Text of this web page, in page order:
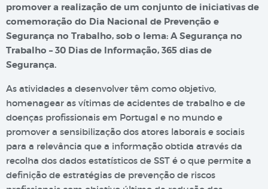
promover a realização de um conjunto de iniciativas de
comemoração do Dia Nacional de Prevenção e
Segurança no Trabalho, sob o lema: A Segurança no
Trabalho – 30 Dias de Informação, 365 dias de
Segurança.
As atividades a desenvolver têm como objetivo,
homenagear as vítimas de acidentes de trabalho e de
doenças profissionais em Portugal e no mundo e
promover a sensibilização dos atores laborais e sociais
para a relevância que a informação obtida através da
recolha dos dados estatísticos de SST é o que permite a
definição de estratégias de prevenção de riscos